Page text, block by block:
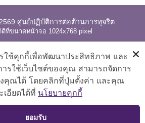
ศูนย์ปฏิบัติการต่อต้านการทุจริต
ดีที่ขนาดหน้าจอ 1024x768 pixel
คำถามที่พบบ่อย นโยบายเว็บไซต์
|
การปฏิเสธความรับผิด
TOP
รใช้คุกกี้เพื่อพัฒนาประสิทธิภาพ และ
รใช้เว็บไซต์ของคุณ สามารถจัดการ
คุณได้ โดยคลิกที่ปุ่มตั้งค่า และคุณ
เอียดได้ที่ นโยบายคุกกี้
ยอมรับ